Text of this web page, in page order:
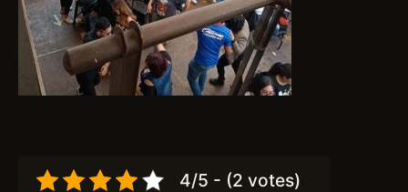
4/5 - (2 votes)